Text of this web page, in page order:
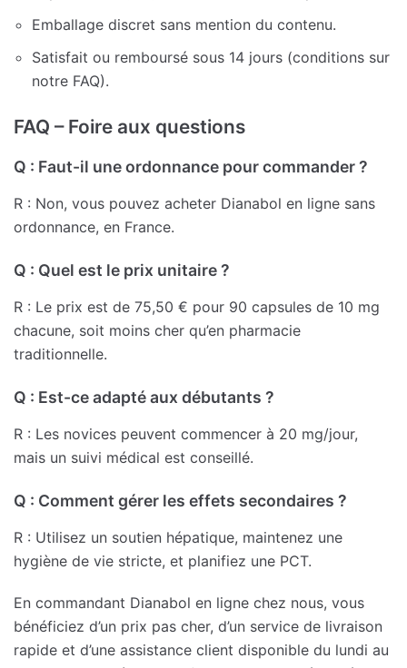
Emballage discret sans mention du contenu.
Satisfait ou remboursé sous 14 jours (conditions sur
notre FAQ).
FAQ – Foire aux questions
Q : Faut-il une ordonnance pour commander ?
R : Non, vous pouvez acheter Dianabol en ligne sans
ordonnance, en France.
Q : Quel est le prix unitaire ?
R : Le prix est de 75,50 € pour 90 capsules de 10 mg
chacune, soit moins cher qu’en pharmacie
traditionnelle.
Q : Est-ce adapté aux débutants ?
R : Les novices peuvent commencer à 20 mg/jour,
mais un suivi médical est conseillé.
Q : Comment gérer les effets secondaires ?
R : Utilisez un soutien hépatique, maintenez une
hygiène de vie stricte, et planifiez une PCT.
En commandant Dianabol en ligne chez nous, vous
bénéficiez d’un prix pas cher, d’un service de livraison
rapide et d’une assistance client disponible du lundi au